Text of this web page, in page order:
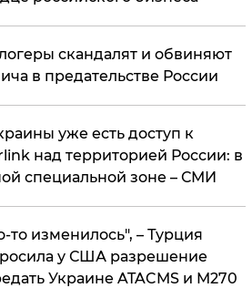
скандалят и обвиняют
в предательстве России
уже есть доступ к
над территорией России: в
специальной зоне – СМИ
то изменилось", – Турция
у США разрешение
Украине ATACMS и M270